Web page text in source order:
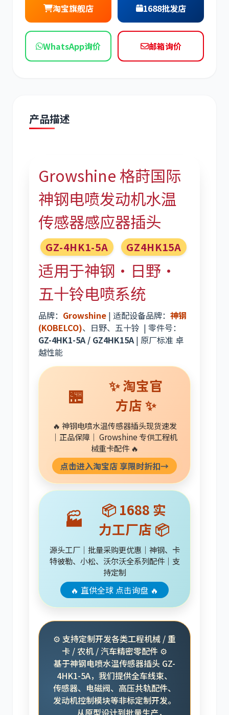
现代 帕金斯
斗山 三一
奔驰 加藤
卡尔玛 杰西博
约翰迪尔 徐工
凯斯
山猫 上柴
潍柴 川崎
淘宝旗舰店 1688批发店
WhatsApp询价 邮箱询价
产品描述
Growshine 格莳国际
神钢电喷发动机水温
传感器感应器插头
GZ-4HK1-5A GZ4HK15A
适用于神钢·日野·
五十铃电喷系统
品牌： Growshine | 适配设备品牌： 神钢
(KOBELCO)、日野、五十铃 | 零件号：
GZ-4HK1-5A / GZ4HK15A| 原厂标准 卓
越性能
🏪
✨ 淘宝官
方店 ✨
🔥 神钢电喷水温传感器插头现货速发
｜正品保障｜ Growshine 专供工程机
械重卡配件 🔥
点击进入淘宝店 享限时折扣→
🏭
📦 1688 实
力工厂店 📦
源头工厂｜批量采购更优惠｜神钢、卡
特彼勒、小松、沃尔沃全系列配件｜支
持定制
🔥 直供全球 点击询盘 🔥
⚙️ 支持定制开发各类工程机械 / 重
卡 / 农机 / 汽车精密零配件 ⚙️
基于神钢电喷水温传感器插头 GZ-
4HK1-5A，我们提供全车线束、
传感器、电磁阀、高压共轨配件、
发动机控制模块等非标定制开发。
从原型设计到批量生产，